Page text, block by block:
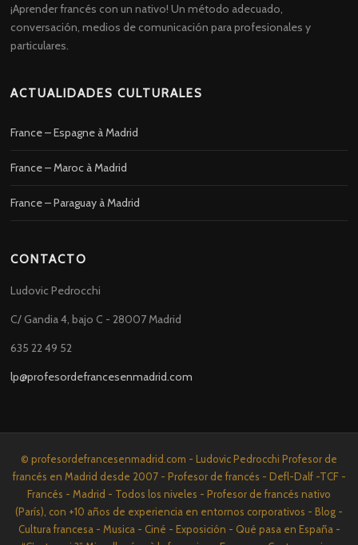
¡Aprender francés con un nativo! Un método adecuado,
conversación, medios de comunicación para profesionales y
particulares.
ACTUALIDADES CULTURALES
France – Espagne à Madrid
France – Maroc à Madrid
France – Paraguay à Madrid
CONTACTO
Ludovic Pedrocchi
C/ Gandia 4, bajo C - 28007 Madrid
635 22 49 52
lp@profesordefrancesenmadrid.com
© profesordefrancesenmadrid.com - Ludovic Pedrocchi Profesor de
francés en Madrid desde 2007 - Profesor de francés - Defl-Dalf -TCF -
Francés - Madrid - Todos los niveles - Profesor de francés nativo
(París), con +10 años de experiencia en entornos corporativos - Blog -
Cultura francesa - Musica - Ciné - Exposición - Qué pasa en España -